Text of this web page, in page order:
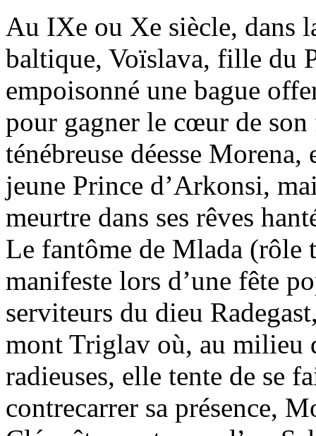
Au IXe ou Xe siècle, dans
baltique, Voïslava, fille du
empoisonné une bague
pour gagner le cœur de
ténébreuse déesse
jeune Prince d’Arkonsi,
meurtre dans ses rêves
Le fantôme de Mlada (rôle
manifeste lors d’une fête
serviteurs du dieu
mont Triglav où, au milieu
radieuses, elle tente de se
contrecarrer sa présence,